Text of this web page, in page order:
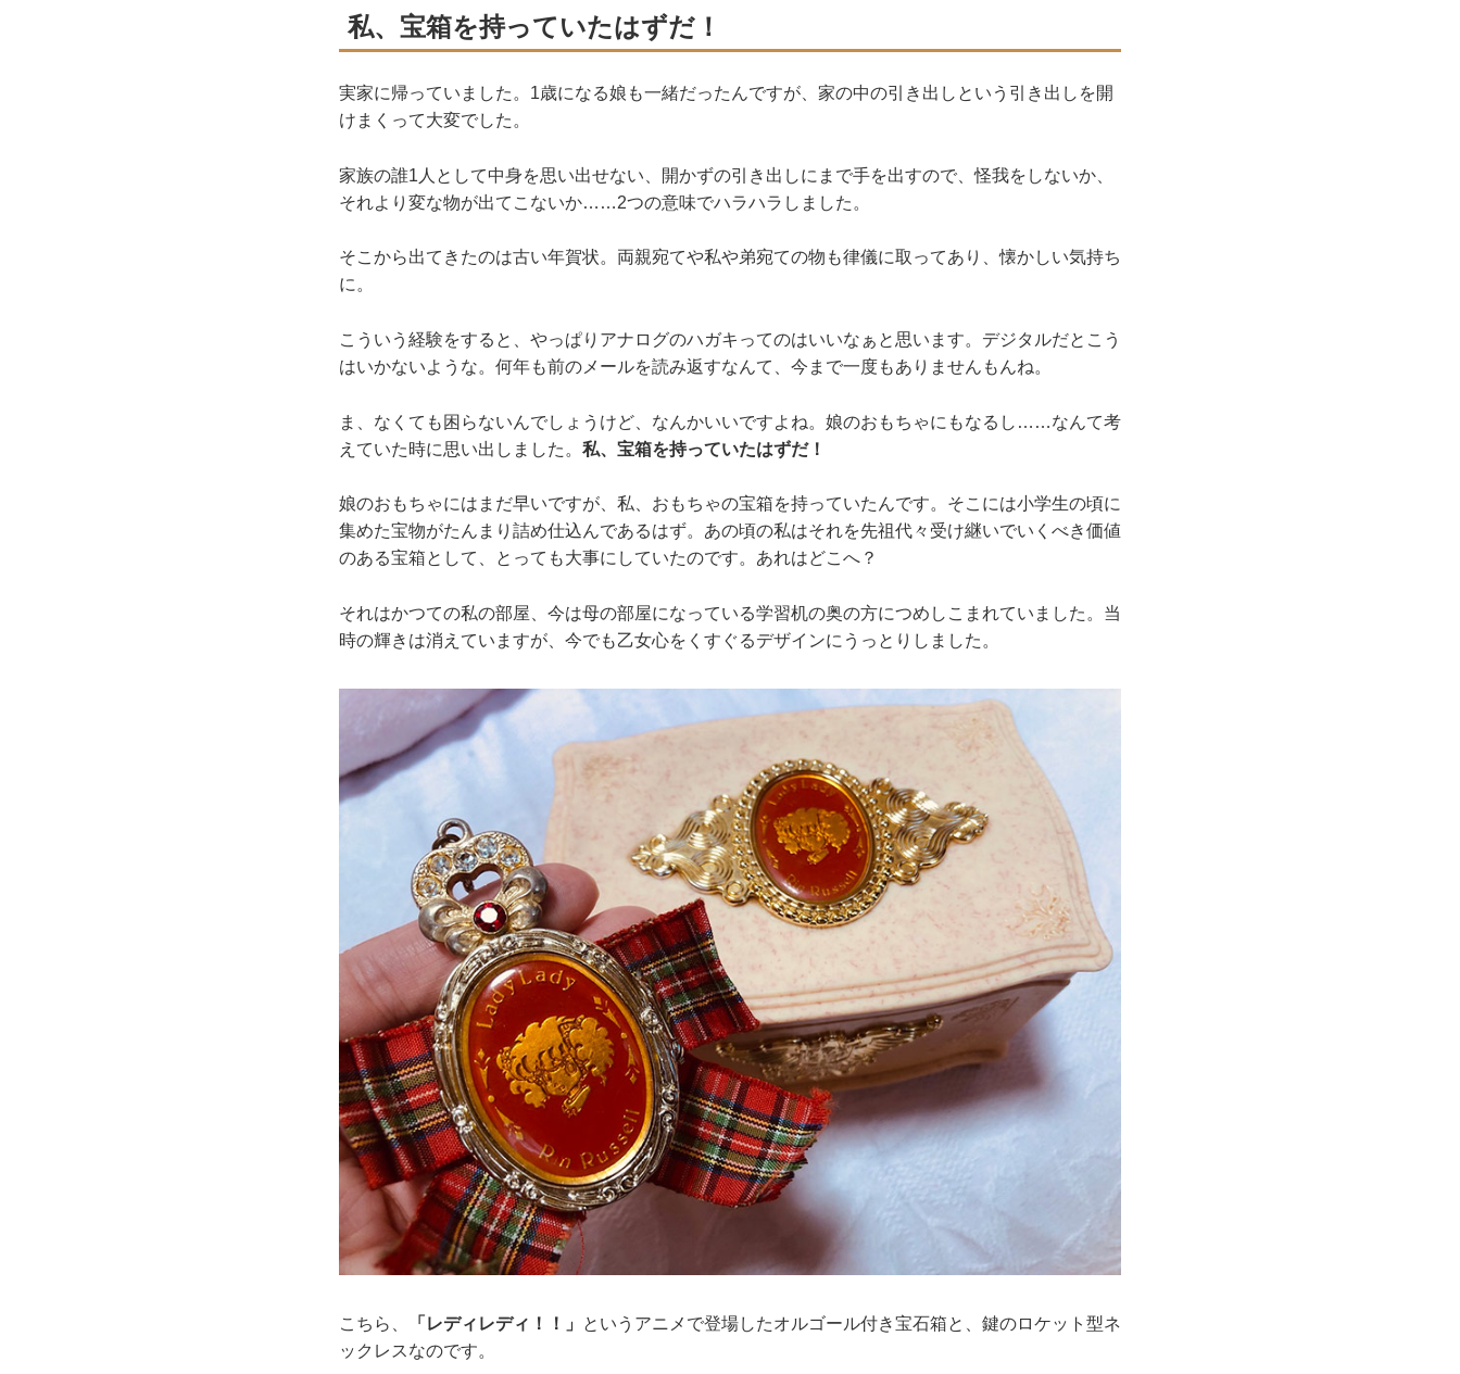
私、宝箱を持っていたはずだ！
実家に帰っていました。1歳になる娘も一緒だったんですが、家の中の引き出しという引き出しを開
けまくって大変でした。
家族の誰1人として中身を思い出せない、開かずの引き出しにまで手を出すので、怪我をしないか、
それより変な物が出てこないか……2つの意味でハラハラしました。
そこから出てきたのは古い年賀状。両親宛てや私や弟宛ての物も律儀に取ってあり、懐かしい気持ち
に。
こういう経験をすると、やっぱりアナログのハガキってのはいいなぁと思います。デジタルだとこう
はいかないような。何年も前のメールを読み返すなんて、今まで一度もありませんもんね。
ま、なくても困らないんでしょうけど、なんかいいですよね。娘のおもちゃにもなるし……なんて考
えていた時に思い出しました。 私、宝箱を持っていたはずだ！
娘のおもちゃにはまだ早いですが、私、おもちゃの宝箱を持っていたんです。そこには小学生の頃に
集めた宝物がたんまり詰め仕込んであるはず。あの頃の私はそれを先祖代々受け継いでいくべき価値
のある宝箱として、とっても大事にしていたのです。あれはどこへ？
それはかつての私の部屋、今は母の部屋になっている学習机の奥の方につめしこまれていました。当
時の輝きは消えていますが、今でも乙女心をくすぐるデザインにうっとりしました。
こちら、 「レディレディ！！」
というアニメで登場したオルゴール付き宝石箱と、鍵のロケット型ネ
ックレスなのです。